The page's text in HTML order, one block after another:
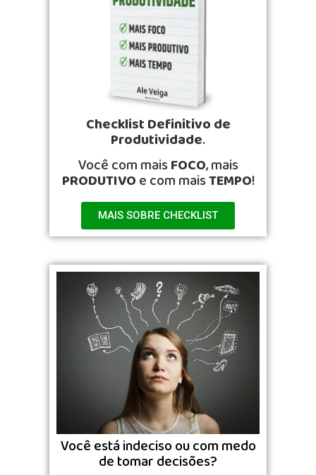
Checklist Definitivo de
Produtividade.
Você com mais FOCO, mais
PRODUTIVO e com maisTEMPO!
MAIS SOBRE CHECKLIST
Você está indeciso ou com medo
de tomar decisões?